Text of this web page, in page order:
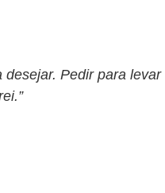
Pedir para